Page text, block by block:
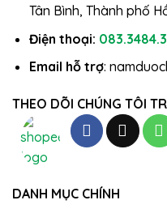
Tân Bình, Thành phố
Điện thoại:
Email hỗ trợ:
THEO DÕI CHÚNG TÔI
DANH MỤC CHÍNH